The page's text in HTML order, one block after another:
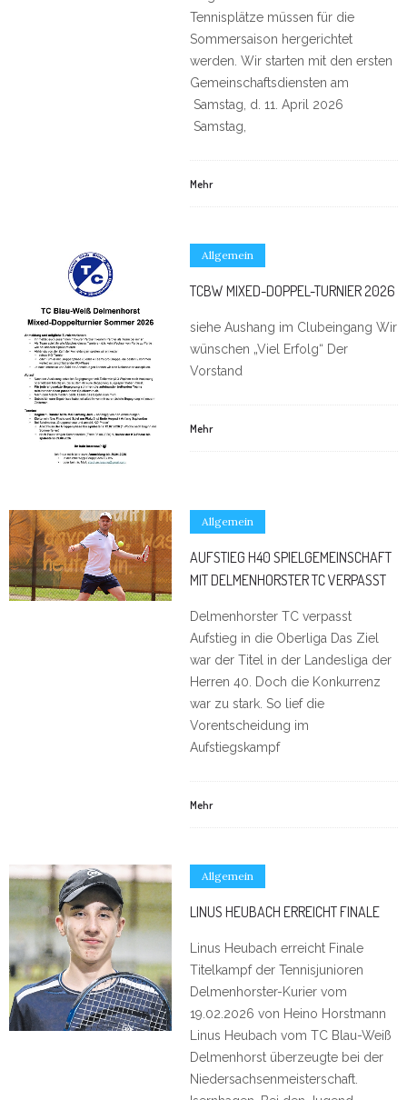
Tennisplätze müssen für die
Sommersaison hergerichtet
werden. Wir starten mit den ersten
Gemeinschaftsdiensten am
Samstag, d. 11. April 2026
Samstag,
Mehr
Allgemein
TCBW MIXED-DOPPEL-TURNIER 2026
siehe Aushang im Clubeingang Wir
wünschen „Viel Erfolg“ Der
Vorstand
Mehr
Allgemein
AUFSTIEG H40 SPIELGEMEINSCHAFT
MIT DELMENHORSTER TC VERPASST
Delmenhorster TC verpasst
Aufstieg in die Oberliga Das Ziel
war der Titel in der Landesliga der
Herren 40. Doch die Konkurrenz
war zu stark. So lief die
Vorentscheidung im
Aufstiegskampf
Mehr
Allgemein
LINUS HEUBACH ERREICHT FINALE
Linus Heubach erreicht Finale
Titelkampf der Tennisjunioren
Delmenhorster-Kurier vom
19.02.2026 von Heino Horstmann
Linus Heubach vom TC Blau-Weiß
Delmenhorst überzeugte bei der
Niedersachsenmeisterschaft.